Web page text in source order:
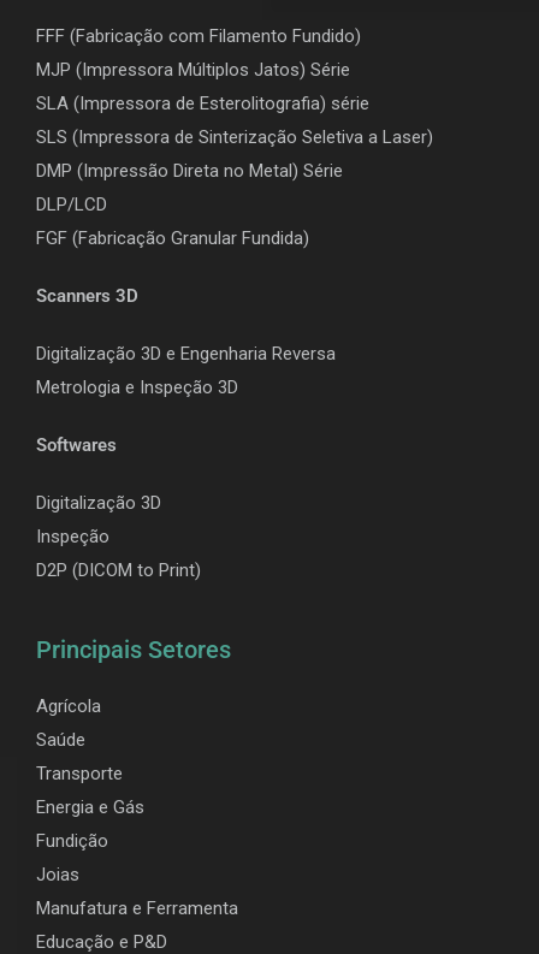
FFF (Fabricação com Filamento Fundido)
MJP (Impressora Múltiplos Jatos) Série
SLA (Impressora de Esterolitografia) série
SLS (Impressora de Sinterização Seletiva a Laser)
DMP (Impressão Direta no Metal) Série
DLP/LCD
FGF (Fabricação Granular Fundida)
Scanners 3D
Digitalização 3D e Engenharia Reversa
Metrologia e Inspeção 3D
Softwares
Digitalização 3D
Inspeção
D2P (DICOM to Print)
Principais Setores
Agrícola
Saúde
Transporte
Energia e Gás
Fundição
Joias
Manufatura e Ferramenta
Educação e P&D